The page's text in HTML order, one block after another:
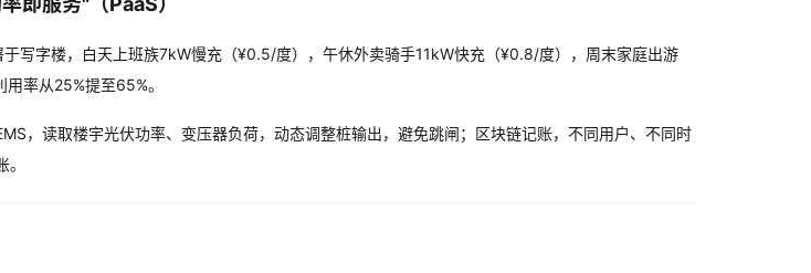
写字楼，白天上班族7kW慢充（¥0.5/度），午休外卖骑手11kW快充（¥0.8/度），周末家庭出游
率从25%提至65%。
，读取楼宇光伏功率、变压器负荷，动态调整桩输出，避免跳闸；区块链记账，不同用户、不同时